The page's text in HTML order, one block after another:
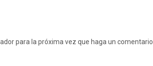
para la próxima vez que haga un comentario.